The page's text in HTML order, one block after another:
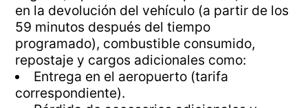
en la devolución del vehículo (a partir de los
59 minutos después del tiempo
programado), combustible consumido,
repostaje y cargos adicionales como:
Entrega en el aeropuerto (tarifa
correspondiente).